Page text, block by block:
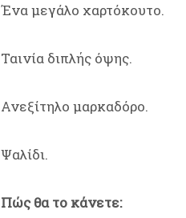
Ένα μεγάλο χαρτόκουτο.
Ταινία διπλής όψης.
Ανεξίτηλο μαρκαδόρο.
Ψαλίδι.
Πώς θα το κάνετε: